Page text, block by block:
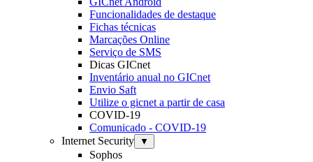
Funcionalidades de destaque
Fichas técnicas
Marcações Online
Serviço de SMS
Dicas GICnet
Inventário anual no GICnet
Envio Saft
Utilize o gicnet a partir de casa
COVID-19
Comunicado - COVID-19
Internet Security
▼
Sophos